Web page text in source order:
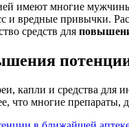
имеют многие мужчины
и вредные привычки.
средств для
капли и средства для
что многие препараты,